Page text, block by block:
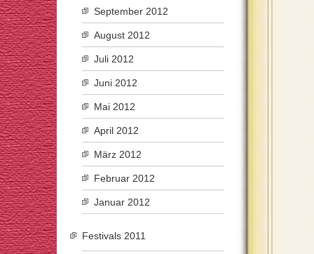
September 2012
August 2012
Juli 2012
Juni 2012
Mai 2012
April 2012
März 2012
Februar 2012
Januar 2012
Festivals 2011